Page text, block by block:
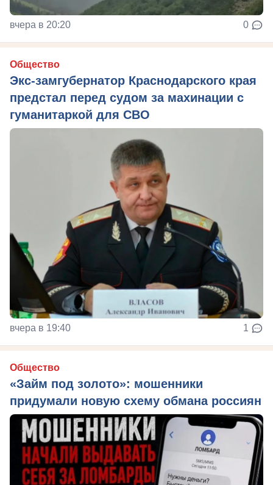
вчера в 20:20 0
Общество
Экс-замгубернатор Краснодарского края
предстал перед судом за махинации с
гуманитаркой для СВО
вчера в 19:40 1
Общество
«Займ под золото»: мошенники
придумали новую схему обмана россиян